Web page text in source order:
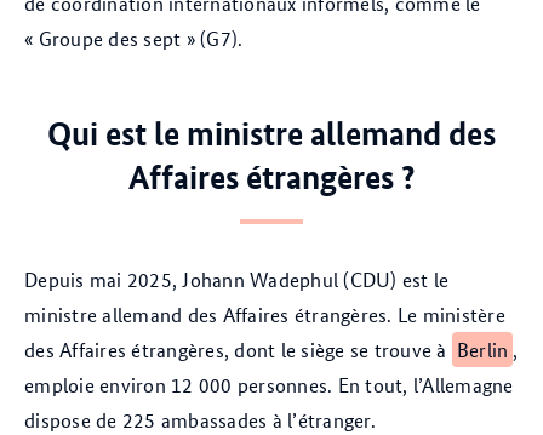
« Groupe des sept » (G7).
Qui est le ministre allemand des
Affaires étrangères ?
Depuis mai 2025, Johann Wadephul (CDU) est le
ministre allemand des Affaires étrangères. Le ministère
des Affaires étrangères, dont le siège se trouve à Berlin ,
emploie environ 12 000 personnes. En tout, l’Allemagne
dispose de 225 ambassades à l’étranger.